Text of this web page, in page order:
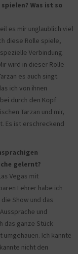
Was ist so
es mir unglaublich viel
diese Rolle spiele,
Verbindung.
wird in dieser Rolle
es auch singt.
ich von ihnen
durch den Kopf
Tarzan und mir,
Es ist erschreckend
gelernt?
Vegas mit
Lehrer habe ich
Show und das
und
das ganze Stück
Ich kannte
nicht den